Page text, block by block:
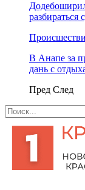
В Анапе за
дань с
Пред След